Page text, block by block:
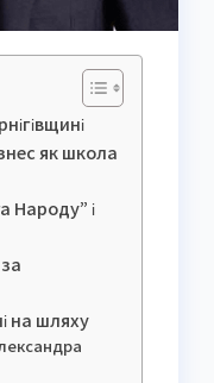
як школа
Народу” і
на шляху